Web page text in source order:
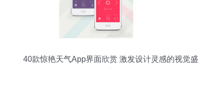
40款惊艳天气App界面欣赏 激发设计灵感的视觉盛